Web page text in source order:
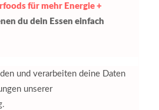
für mehr Energie +
du dein Essen einfach
und verarbeiten deine Daten
unserer